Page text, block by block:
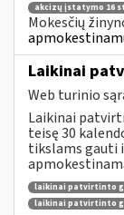
akcizų įstatymo 16
Mokesčių
Laikinai
Web turinio
Laikinai
teisę 30
tikslams gauti
laikinai patvirtinto
laikinai patvirtinto